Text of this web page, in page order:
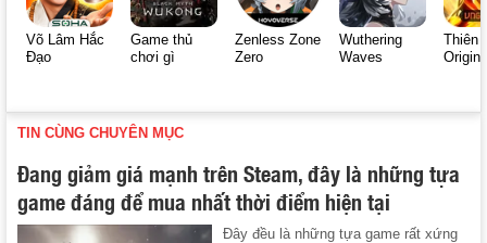
Võ Lâm Hắc
Đạo
Game thủ
chơi gì
Zenless Zone
Zero
Wuthering
Waves
Thiên
Origin
TIN CÙNG CHUYÊN MỤC
Đang giảm giá mạnh trên Steam, đây là những tựa
game đáng để mua nhất thời điểm hiện tại
Đây đều là những tựa game rất xứng